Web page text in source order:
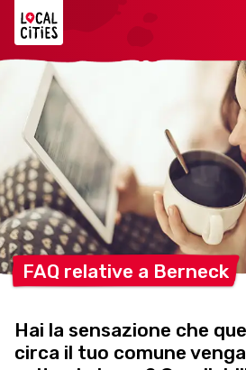
FAQ relative a Berneck
Hai la sensazione che
circa il tuo comune